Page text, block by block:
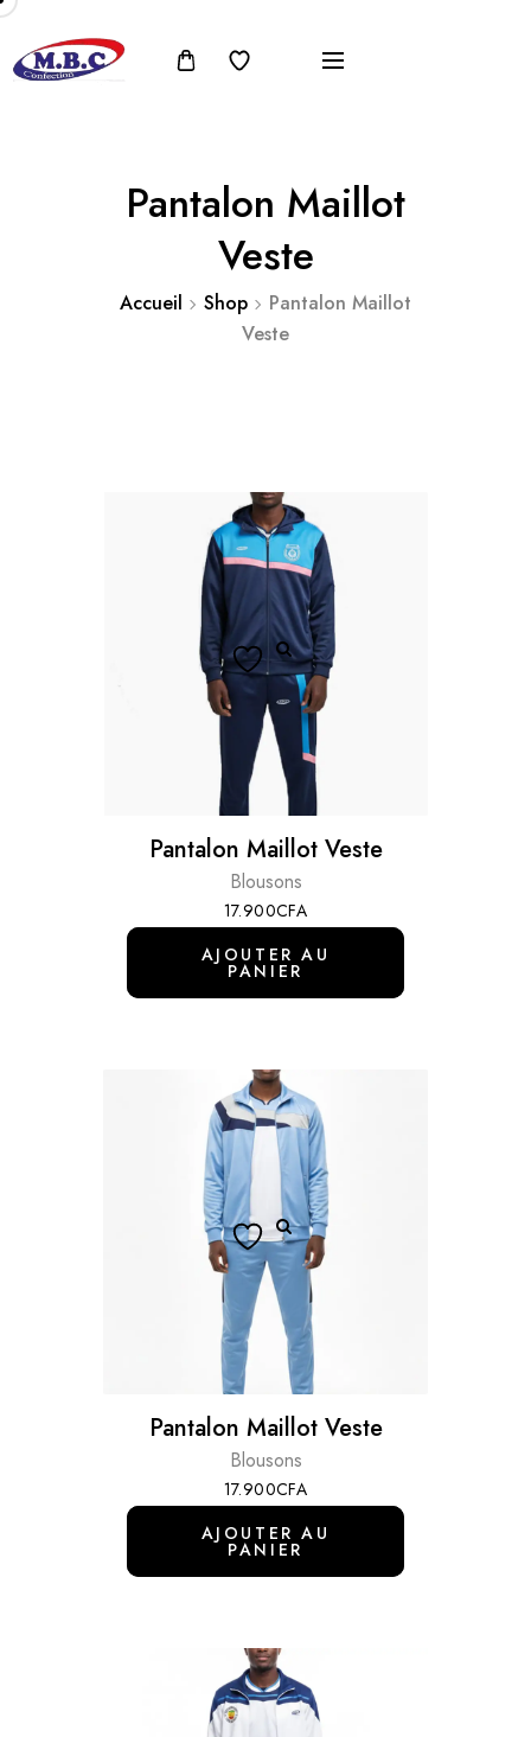
Pantalon Maillot
Veste
Accueil Shop
Pantalon Maillot
Veste
Pantalon Maillot Veste
Blousons
17.900CFA
AJOUTER AU
PANIER
Pantalon Maillot Veste
Blousons
17.900CFA
AJOUTER AU
PANIER